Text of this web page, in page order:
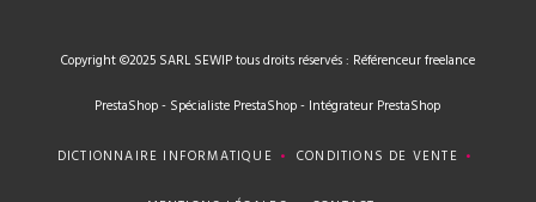
Copyright ©2025 SARL SEWIP tous droits réservés : Référenceur freelance
PrestaShop - Spécialiste PrestaShop - Intégrateur PrestaShop
DICTIONNAIRE INFORMATIQUE CONDITIONS DE VENTE